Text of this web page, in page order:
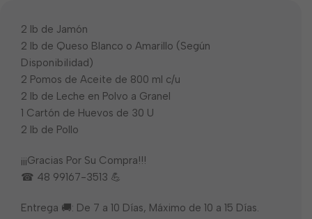
2 lb de Jamón
2 lb de Queso Blanco o Amarillo (Según
Disponibilidad)
2 Pomos de Aceite de 800 ml c/u
2 lb de Leche en Polvo a Granel
1 Cartón de Huevos de 30 U
2 lb de Pollo
¡¡¡Gracias Por Su Compra!!!
☎ 48 99167-3513 💪
Entrega 🚚: De 7 a 10 Días, Máximo de 10 a 15 Días.